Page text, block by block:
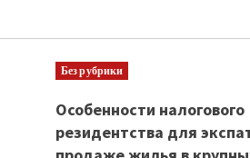
Без рубрики
Особенности налогового
резидентства для